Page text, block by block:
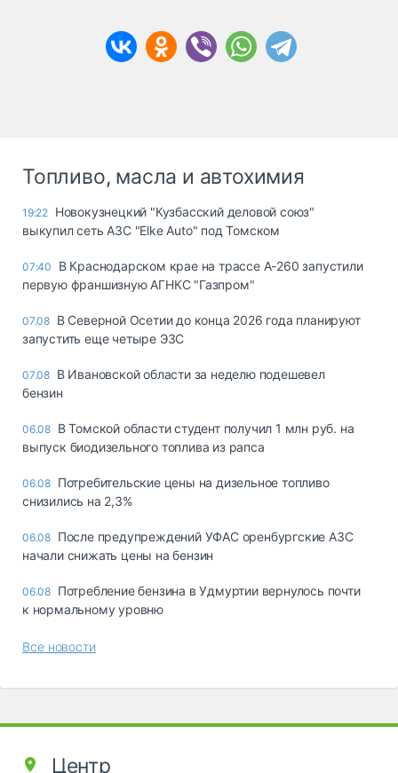
Топливо, масла и автохимия
19:22 Новокузнецкий "Кузбасский деловой союз"
выкупил сеть АЗС "Elke Auto" под Томском
07:40
В Краснодарском крае на трассе А-260 запустили
первую франшизную АГНКС "Газпром"
07.08 В Северной Осетии до конца 2026 года планируют
запустить еще четыре ЭЗС
07.08 В Ивановской области за неделю подешевел
бензин
06.08 В Томской области студент получил 1 млн руб. на
выпуск биодизельного топлива из рапса
06.08 Потребительские цены на дизельное топливо
снизились на 2,3%
06.08 После предупреждений УФАС оренбургские АЗС
начали снижать цены на бензин
06.08 Потребление бензина в Удмуртии вернулось почти
к нормальному уровню
Все новости
Центр